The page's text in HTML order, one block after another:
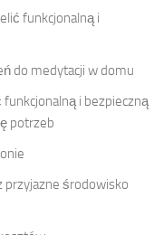
funkcjonalną i
do medytacji w domu
i bezpieczną
potrzeb
przyjazne środowisko